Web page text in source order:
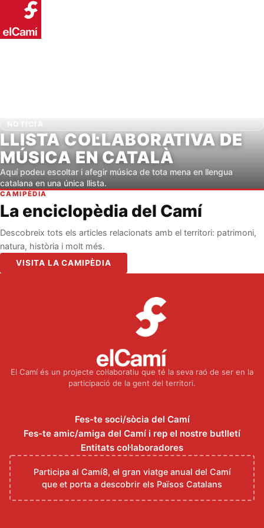
LLISTA COL·LABORATIVA DE
MÚSICA EN CATALÀ
Aquí podeu escoltar i afegir música de tota mena en llengua
catalana en una única llista.
CAMIPÈDIA
La enciclopèdia del Camí
Descobreix tots els articles relacionats amb el territori: patrimoni,
natura, història i molt més.
VISITA LA CAMIPÈDIA
El Camí és un projecte col·laboratiu que té la seva raó de ser en la
participació de la gent del territori.
Fes-te soci/sòcia del Camí
Fes-te amic/amiga del Camí i rep el nostre butlletí
Entitats col·laboradores
Participa al Camí8, el gran viatge anual del Camí
que et porta a descobrir els Països Catalans